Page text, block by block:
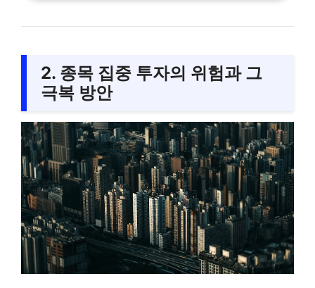
2. 종목 집중 투자의 위험과 그
극복 방안